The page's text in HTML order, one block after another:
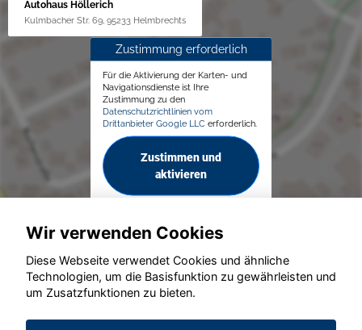
Autohaus Höllerich
Kulmbacher Str. 69, 95233 Helmbrechts
Zustimmung erforderlich
Für die Aktivierung der Karten- und
Navigationsdienste ist Ihre
Zustimmung zu den
Datenschutzrichtlinien vom
Drittanbieter Google LLC erforderlich.
Zustimmen und
aktivieren
© konjunkturmotor.de GmbH 2020 - 2026
Wir verwenden Cookies
Diese Webseite verwendet Cookies und ähnliche
Technologien, um die Basisfunktion zu gewährleisten und
um Zusatzfunktionen zu bieten.